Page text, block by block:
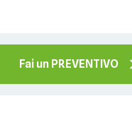
Fai un PREVENTIVO